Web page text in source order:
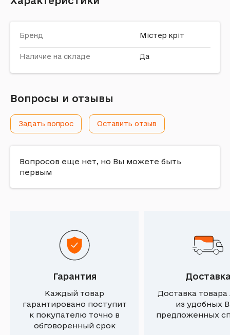
Бренд Містер кріт
Наличие на складе Да
Вопросы и отзывы
Задать вопрос Оставить отзыв
Вопросов еще нет, но Вы можете быть
первым
Гарантия
Каждый товар
гарантировано поступит
к покупателю точно в
обговоренный срок
Доставка
из удобных
предложенных